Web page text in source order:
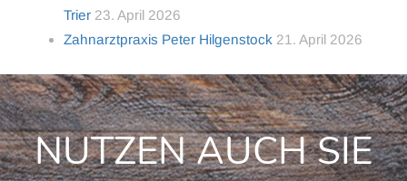
Trier 23. April 2026
Zahnarztpraxis Peter Hilgenstock 21. April 2026
NUTZEN AUCH SIE